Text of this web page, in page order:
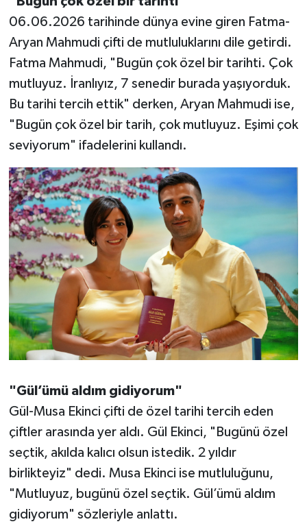
06.06.2026 tarihinde dünya evine giren Fatma-
Aryan Mahmudi çifti de mutluluklarını dile getirdi.
Fatma Mahmudi, "Bugün çok özel bir tarihti. Çok
mutluyuz. İranlıyız, 7 senedir burada yaşıyorduk.
Bu tarihi tercih ettik" derken, Aryan Mahmudi ise,
"Bugün çok özel bir tarih, çok mutluyuz. Eşimi çok
seviyorum" ifadelerini kullandı.
"Gül’ümü aldım gidiyorum"
Gül-Musa Ekinci çifti de özel tarihi tercih eden
çiftler arasında yer aldı. Gül Ekinci, "Bugünü özel
seçtik, akılda kalıcı olsun istedik. 2 yıldır
birlikteyiz" dedi. Musa Ekinci ise mutluluğunu,
"Mutluyuz, bugünü özel seçtik. Gül’ümü aldım
gidiyorum" sözleriyle anlattı.